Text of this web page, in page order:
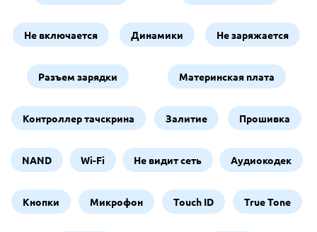
Не включается Динамики Не заряжается
Разъем зарядки Материнская плата
Контроллер тачскрина Залитие Прошивка
NAND Wi-Fi Не видит сеть Аудиокодек
Кнопки Микрофон Touch ID True Tone